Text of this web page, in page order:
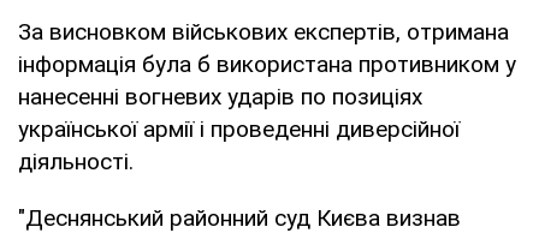
За висновком військових експертів, отримана
інформація була б використана противником у
нанесенні вогневих ударів по позиціях
української армії і проведенні диверсійної
діяльності.
"Деснянський районний суд Києва визнав